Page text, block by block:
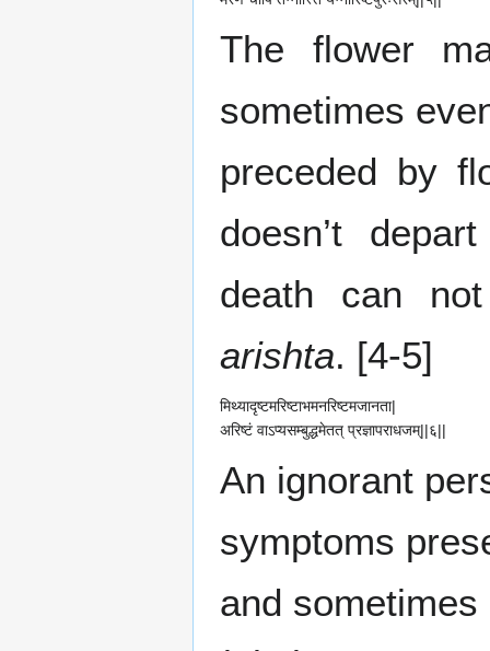
The flower
sometimes
preceded by
doesn’t
death can
arishta. [4-5]
मिथ्यादृष्टमरिष्टाभमनरिष्टमजानता|
अरिष्टं वाऽप्यसम्बुद्धमेतत् प्रज्ञापराधजम्||६||
An ignorant
symptoms
and